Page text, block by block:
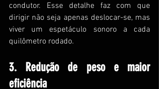
condutor. Esse detalhe faz com que
dirigir não seja apenas deslocar-se, mas
viver um espetáculo sonoro a cada
quilômetro rodado.
3. Redução de peso e maior
eficiência